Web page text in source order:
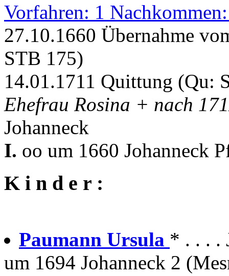
Vorfahren: 1
27.10.1660 Übernahme
STB 175)
14.01.1711 Quittung (Qu:
Ehefrau Rosina + nach
Johanneck
I. oo um 1660 Johanneck
K i n d e r :
Paumann Ursula * . . . .
um 1694 Johanneck 2